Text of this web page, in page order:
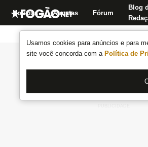
Usamos cookies para anúncios e para
site você concorda com a Política de
Notícias Apostas Fórum
Blog